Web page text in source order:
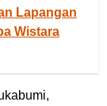
Lapangan
Wistara